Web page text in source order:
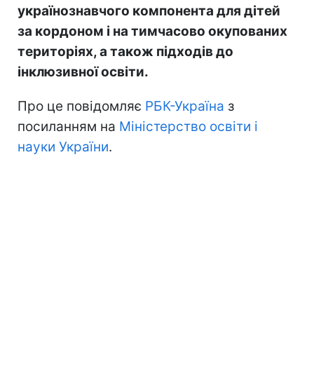
українознавчого компонента для дітей
за кордоном і на тимчасово окупованих
територіях, а також підходів до
інклюзивної освіти.
Про це повідомляє РБК-Україна з
посиланням на Міністерство освіти і
науки України.